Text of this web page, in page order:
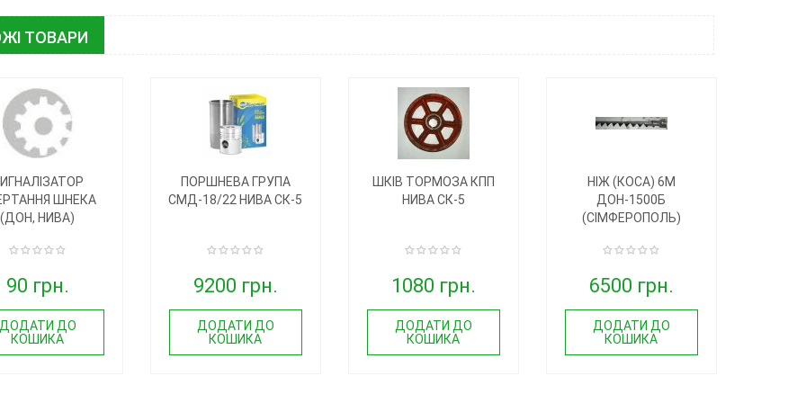
ТОВАРИ
ШНЕКА
(ДОН, НИВА)
90 грн.
ДОДАТИ ДО
КОШИКА
ПОРШНЕВА ГРУПА
СМД-18/22 НИВА СК-5
9200 грн.
ДОДАТИ ДО
КОШИКА
ШКІВ ТОРМОЗА КПП
НИВА СК-5
1080 грн.
ДОДАТИ ДО
КОШИКА
НІЖ (КОСА) 6М
ДОН-1500Б
(СІМФЕРОПОЛЬ)
6500 грн.
ДОДАТИ ДО
КОШИКА